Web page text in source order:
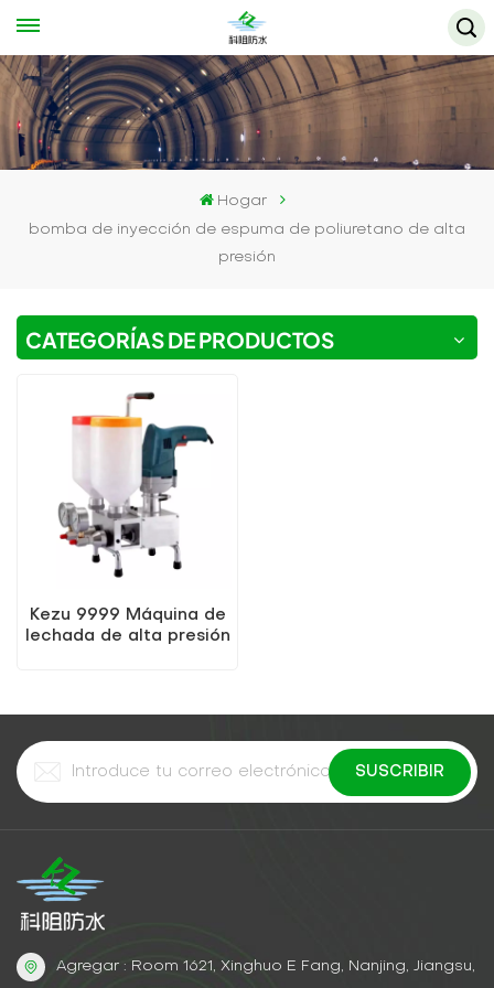
Hogar
bomba de inyección de espuma de poliuretano de alta
presión
CATEGORÍAS DE PRODUCTOS
Kezu 9999 Máquina de
lechada de alta presión
Agregar : Room 1621, Xinghuo E Fang, Nanjing, Jiangsu,